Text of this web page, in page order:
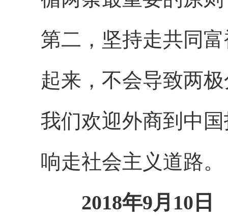
第二，坚持走共同
起来，不会导致两
我们欢迎外商到中
响走社会主义道路。
2018年9月10日